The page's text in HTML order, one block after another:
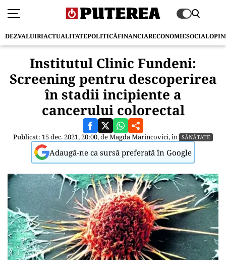
DEZVALUIRIACTUALITATEPOLITICĂFINANCIARECONOMIESOCIAL
Institutul Clinic Fundeni:
Screening pentru descoperirea
în stadii incipiente a
cancerului colorectal
Publicat: 15 dec. 2021, 20:00, deMagda Marincovici, în SĂNĂTATE
Adaugă-ne ca sursă preferată în Google